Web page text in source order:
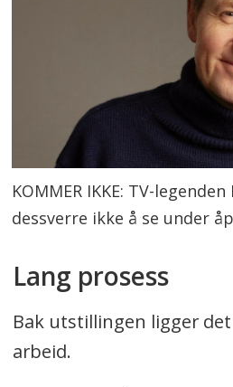
KOMMER IKKE: TV-
dessverre ikke å se under
Lang prosess
Bak utstillingen ligger
arbeid.